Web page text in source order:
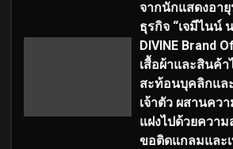
จากนักแสดงอายุ
ธุรกิจ “เจมีไนน์
DIVINE Brand
เสื้อผ้าและสินค้
สะท้อนบุคลิกแล
เจ้าตัว ผสานคว
แฝงไปด้วยควา
ขอติดแกลมและ